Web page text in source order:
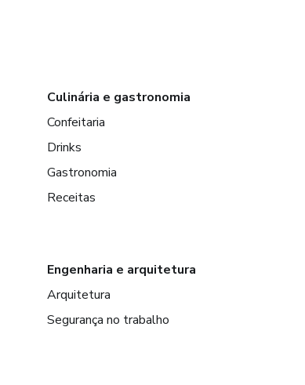
Culinária e gastronomia
Confeitaria
Drinks
Gastronomia
Receitas
Engenharia e arquitetura
Arquitetura
Segurança no trabalho